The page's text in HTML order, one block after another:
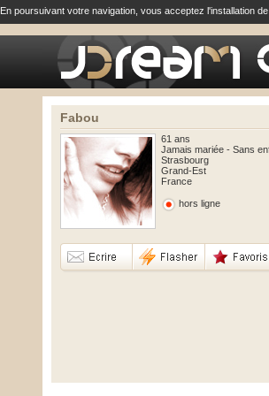
En poursuivant votre navigation, vous acceptez l'installation
Fabou
61 ans
Jamais mariée - Sans
Strasbourg
Grand-Est
France
hors ligne